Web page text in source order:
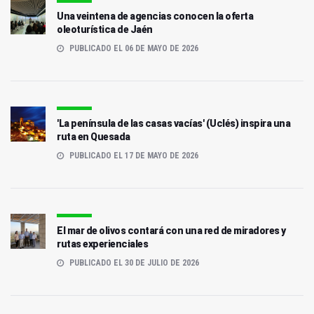
Una veintena de agencias conocen la oferta
oleoturística de Jaén
PUBLICADO EL 06 DE MAYO DE 2026
'La península de las casas vacías' (Uclés) inspira una
ruta en Quesada
PUBLICADO EL 17 DE MAYO DE 2026
El mar de olivos contará con una red de miradores y
rutas experienciales
PUBLICADO EL 30 DE JULIO DE 2026